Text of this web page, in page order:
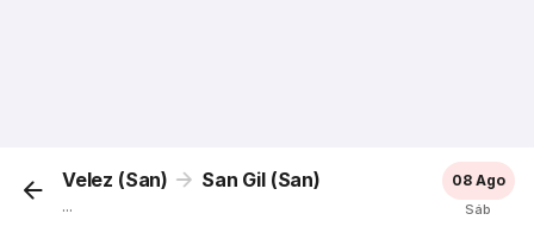
Velez (San) San Gil (San)
...
08 Ago
Sáb